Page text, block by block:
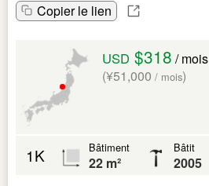
Copier le lien
USD $318 / mois
(¥51,000 / mois)
1K Bâtiment
22 m²
Bâtit
2005